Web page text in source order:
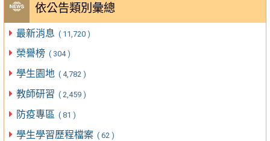
依公告類別彙總
最新消息 ( 11,720 )
榮譽榜 ( 304 )
學生園地 ( 4,782 )
教師研習 ( 2,459 )
防疫專區 ( 81 )
學生學習歷程檔案 ( 62 )